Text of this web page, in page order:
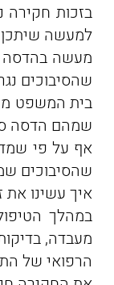
בזכות חקירה
למעשה
מעשה בהדסה
שהסיבוכים
בית המשפט
שמהם הדסה
אף על פי
שהסיבוכים
איך עשינו את
במהלך
מעבדה,
הרפואי של